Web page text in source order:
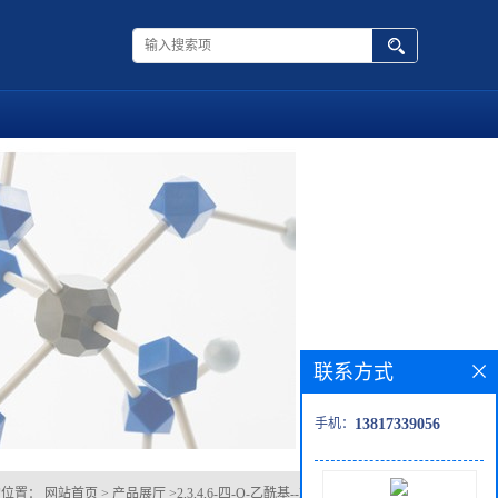
置： 网站首页 > 产品展厅 >2,3,4,6-四-O-乙酰基--D-吡喃葡萄糖酰氟
联系方式
手机： 13817339056